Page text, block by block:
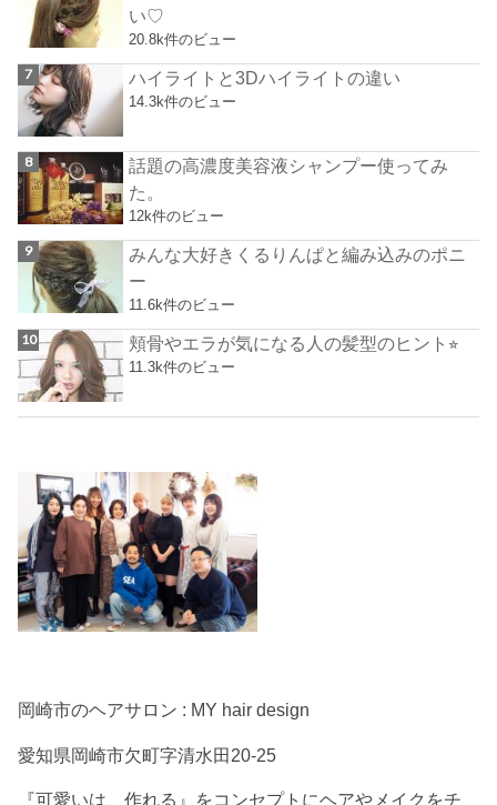
い♡
20.8k件のビュー
ハイライトと3Dハイライトの違い
14.3k件のビュー
話題の高濃度美容液シャンプー使ってみ
た。
12k件のビュー
みんな大好きくるりんぱと編み込みのポニ
ー
11.6k件のビュー
頬骨やエラが気になる人の髪型のヒント⭐︎
11.3k件のビュー
岡崎市のヘアサロン : MY hair design
愛知県岡崎市欠町字清水田20-25
『可愛いは、作れる』をコンセプトにヘアやメイクをチ